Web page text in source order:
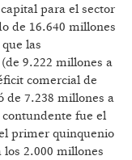
para el sector
de 16.640 millones
las
9.222 millones a
comercial de
de 7.238 millones a
fue el
primer quinquenio
2.000 millones